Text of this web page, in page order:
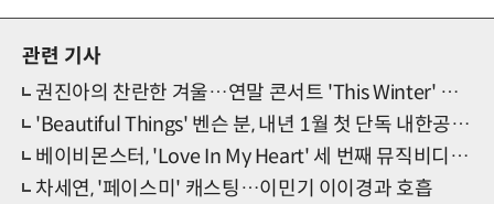
관련 기사
권진아의 찬란한 겨울…연말 콘서트 'This Winter' 개최
'Beautiful Things' 벤슨 분, 내년 1월 첫 단독 내한공연 개최
베이비몬스터, 'Love In My Heart' 세 번째 뮤직비디오 제작 확정
차세연, '페이스미' 캐스팅…이민기 이이경과 호흡